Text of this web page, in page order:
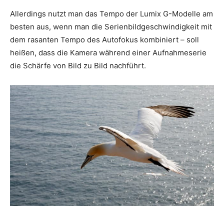
Allerdings nutzt man das Tempo der Lumix G-Modelle am
besten aus, wenn man die Serienbildgeschwindigkeit mit
dem rasanten Tempo des Autofokus kombiniert – soll
heißen, dass die Kamera während einer Aufnahmeserie
die Schärfe von Bild zu Bild nachführt.